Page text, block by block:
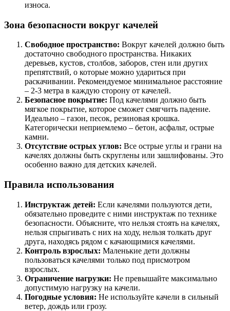
износа.
Зона безопасности вокруг качелей
Свободное пространство: Вокруг качелей должно быть
достаточно свободного пространства. Никаких
деревьев, кустов, столбов, заборов, стен или других
препятствий, о которые можно удариться при
раскачивании. Рекомендуемое минимальное расстояние
– 2-3 метра в каждую сторону от качелей.
Безопасное покрытие: Под качелями должно быть
мягкое покрытие, которое сможет смягчить падение.
Идеально – газон, песок, резиновая крошка.
Категорически неприемлемо – бетон, асфальт, острые
камни.
Отсутствие острых углов: Все острые углы и грани на
качелях должны быть скруглены или зашлифованы. Это
особенно важно для детских качелей.
Правила использования
Инструктаж детей: Если качелями пользуются дети,
обязательно проведите с ними инструктаж по технике
безопасности. Объясните, что нельзя стоять на качелях,
нельзя спрыгивать с них на ходу, нельзя толкать друг
друга, находясь рядом с качающимися качелями.
Контроль взрослых: Маленькие дети должны
пользоваться качелями только под присмотром
взрослых.
Ограничение нагрузки: Не превышайте максимально
допустимую нагрузку на качели.
Погодные условия: Не используйте качели в сильный
ветер, дождь или грозу.